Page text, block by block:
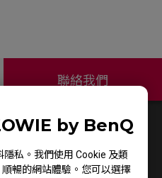
by BenQ
隱私。我們使用 Cookie 及類
暢的網站體驗。您可以選擇
聯絡我們